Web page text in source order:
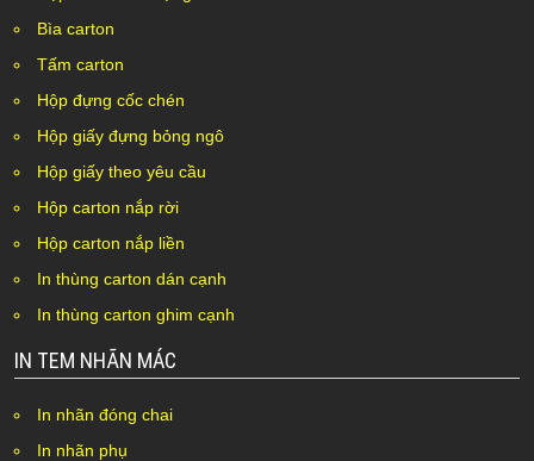
Bìa carton
Tấm carton
Hộp đựng cốc chén
Hộp giấy đựng bỏng ngô
Hộp giấy theo yêu cầu
Hộp carton nắp rời
Hộp carton nắp liền
In thùng carton dán cạnh
In thùng carton ghim cạnh
IN TEM NHÃN MÁC
In nhãn đóng chai
In nhãn phụ